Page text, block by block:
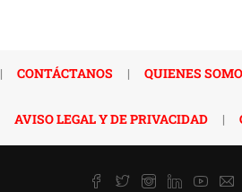
| CONTÁCTANOS | QUIENES
AVISO LEGAL Y DE PRIVACIDAD |